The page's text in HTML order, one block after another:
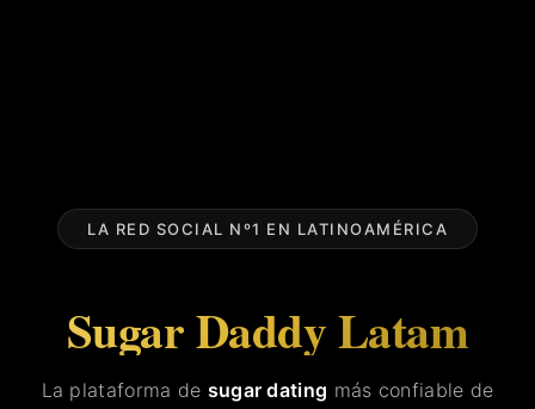
LA RED SOCIAL Nº1 EN LATINOAMÉRICA
Sugar Daddy Latam
La plataforma de sugar dating más confiable de